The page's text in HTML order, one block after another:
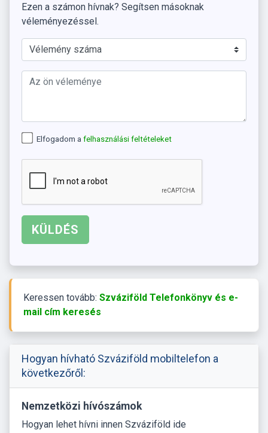
Ezen a számon hívnak? Segítsen másoknak
véleményezéssel.
Elfogadom a felhasználási feltételeket
Keressen tovább: Szváziföld Telefonkönyv és e-
mail cím keresés
Hogyan hívható Szváziföld mobiltelefon a
következőről:
Nemzetközi hívószámok
Hogyan lehet hívni innen Szváziföld ide